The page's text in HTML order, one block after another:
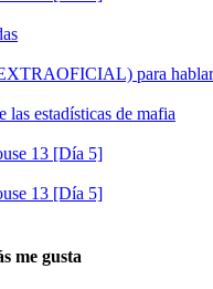
para hablar
las estadísticas de mafia
13 [Día 5]
13 [Día 5]
me gusta